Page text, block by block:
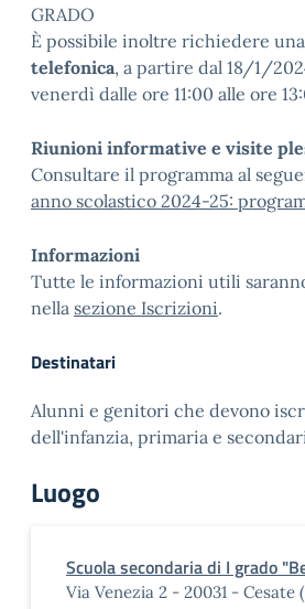
GRADO
È possibile inoltre richiedere una
telefonica, a partire dal 18/1/
venerdì dalle ore 11:00 alle ore
Riunioni informative e visite
Consultare il programma al
anno scolastico 2024-25:
Informazioni
Tutte le informazioni utili
nella sezione Iscrizioni.
Destinatari
Alunni e genitori che devono
dell'infanzia, primaria e
Luogo
Scuola secondaria di I grado
Via Venezia 2 - 20031 - Cesate